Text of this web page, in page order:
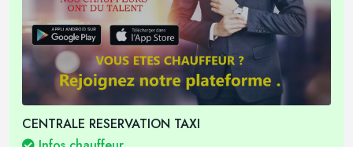
CENTRALE RESERVATION TAXI